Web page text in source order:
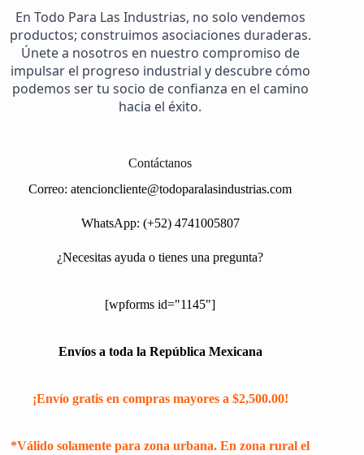
En Todo Para Las Industrias, no solo vendemos
productos; construimos asociaciones duraderas.
Únete a nosotros en nuestro compromiso de
impulsar el progreso industrial y descubre cómo
podemos ser tu socio de confianza en el camino
hacia el éxito.
Contáctanos
Correo:atencioncliente@todoparalasindustrias.com
WhatsApp: (+52) 4741005807
¿Necesitas ayuda o tienes una pregunta?
[wpforms id="1145"]
Envíos a toda la República Mexicana
¡Envío gratis en compras mayores a $2,500.00!
*Válido solamente para zona urbana. En zona rural el